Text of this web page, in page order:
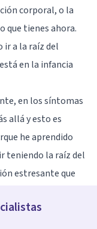
corporal, o la
que tienes ahora.
ir a la raíz del
en la infancia
en los síntomas
allá y esto es
he aprendido
teniendo la raíz del
estresante que
los síntomas